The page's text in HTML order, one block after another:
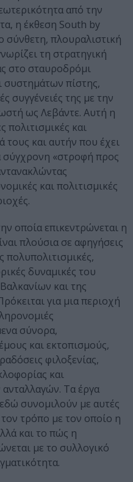
από την
η έκθεση South by
σύνθετη, πλουραλιστική
τη στρατηγική
στο σταυροδρόμι
συστημάτων πίστης,
συγγένειές της με την
ως Λεβάντε. Αυτή η
πολιτισμικές και
τους και αυτήν που έχει
σύγχρονη «στροφή προς
και πολιτισμικές
οποία επικεντρώνεται η
πλούσια σε αφηγήσεις
πολυπολιτισμικές,
δυναμικές του
και της
για μια περιοχή
σύνορα,
και εκτοπισμούς,
φιλοξενίας,
και
Τα έργα
συνομιλούν με αυτές
τον τρόπο με τον οποίο η
και το πώς η
με το συλλογικό